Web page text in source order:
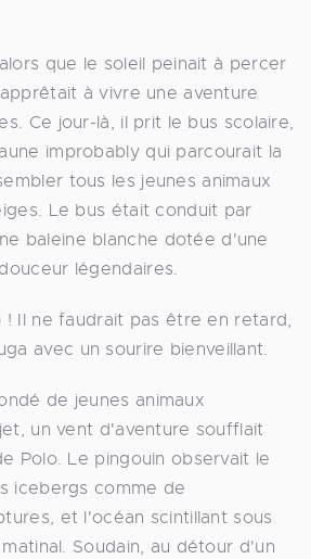
que le soleil peinait à percer
à vivre une aventure
Ce jour-là, il prit le bus scolaire,
improbably qui parcourait la
tous les jeunes animaux
Le bus était conduit par
baleine blanche dotée d'une
légendaires.
Il ne faudrait pas être en retard,
avec un sourire bienveillant.
de jeunes animaux
un vent d'aventure soufflait
Polo. Le pingouin observait le
icebergs comme de
et l'océan scintillant sous
Soudain, au détour d'un